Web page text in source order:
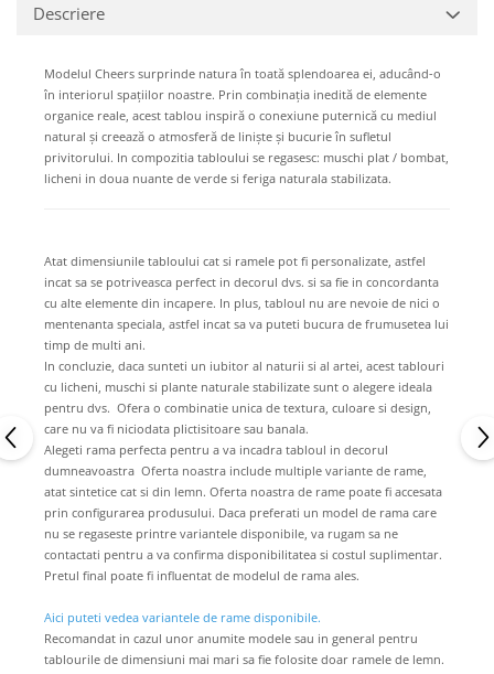
Descriere
Modelul Cheers surprinde natura în toată splendoarea ei, aducând-o
în interiorul spațiilor noastre. Prin combinația inedită de elemente
organice reale, acest tablou inspiră o conexiune puternică cu mediul
natural și creează o atmosferă de liniște și bucurie în sufletul
privitorului. In compozitia tabloului se regasesc: muschi plat / bombat,
licheni in doua nuante de verde si feriga naturala stabilizata.
Atat dimensiunile tabloului cat si ramele pot fi personalizate, astfel
incat sa se potriveasca perfect in decorul dvs. si sa fie in concordanta
cu alte elemente din incapere. In plus, tabloul nu are nevoie de nici o
mentenanta speciala, astfel incat sa va puteti bucura de frumusetea lui
timp de multi ani.
In concluzie, daca sunteti un iubitor al naturii si al artei, acest tablouri
cu licheni, muschi si plante naturale stabilizate sunt o alegere ideala
pentru dvs. Ofera o combinatie unica de textura, culoare si design,
care nu va fi niciodata plictisitoare sau banala.
Alegeti rama perfecta pentru a va incadra tabloul in decorul
dumneavoastra Oferta noastra include multiple variante de rame,
atat sintetice cat si din lemn. Oferta noastra de rame poate fi accesata
prin configurarea produsului. Daca preferati un model de rama care
nu se regaseste printre variantele disponibile, va rugam sa ne
contactati pentru a va confirma disponibilitatea si costul suplimentar.
Pretul final poate fi influentat de modelul de rama ales.
Aici puteti vedea variantele de rame disponibile.
Recomandat in cazul unor anumite modele sau in general pentru
tablourile de dimensiuni mai mari sa fie folosite doar ramele de lemn.